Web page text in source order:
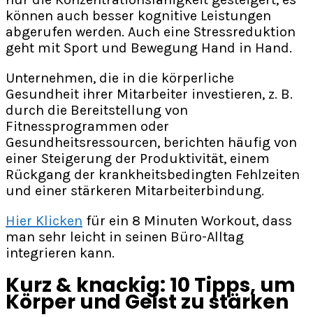
können auch besser kognitive Leistungen
abgerufen werden. Auch eine Stressreduktion
geht mit Sport und Bewegung Hand in Hand.
Unternehmen, die in die körperliche
Gesundheit ihrer Mitarbeiter investieren, z. B.
durch die Bereitstellung von
Fitnessprogrammen oder
Gesundheitsressourcen, berichten häufig von
einer Steigerung der Produktivität, einem
Rückgang der krankheitsbedingten Fehlzeiten
und einer stärkeren Mitarbeiterbindung.
Hier Klicken für ein 8 Minuten Workout, dass
man sehr leicht in seinen Büro-Alltag
integrieren kann.
Kurz & knackig: 10 Tipps, um
Körper und Geist zu stärken